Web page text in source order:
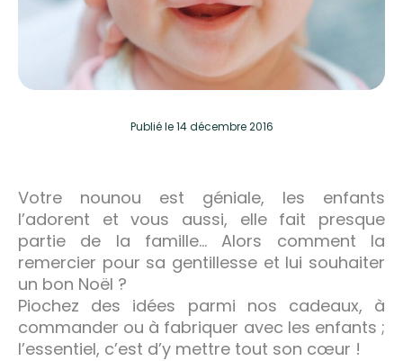
Publiéle 14 décembre 2016
Votre nounou est géniale, les enfants
l’adorent et vous aussi, elle fait presque
partie de la famille… Alors comment la
remercier pour sa gentillesse et lui souhaiter
un bon Noël ?
Piochez des idées parmi nos cadeaux, à
commander ou à fabriquer avec les enfants ;
l’essentiel, c’est d’y mettre tout son cœur !